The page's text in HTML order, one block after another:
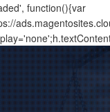
function(){var